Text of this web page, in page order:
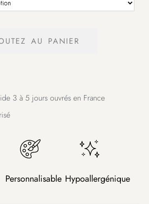
AU PANIER
3 à 5 jours ouvrés en France
Personnalisable Hypoallergénique